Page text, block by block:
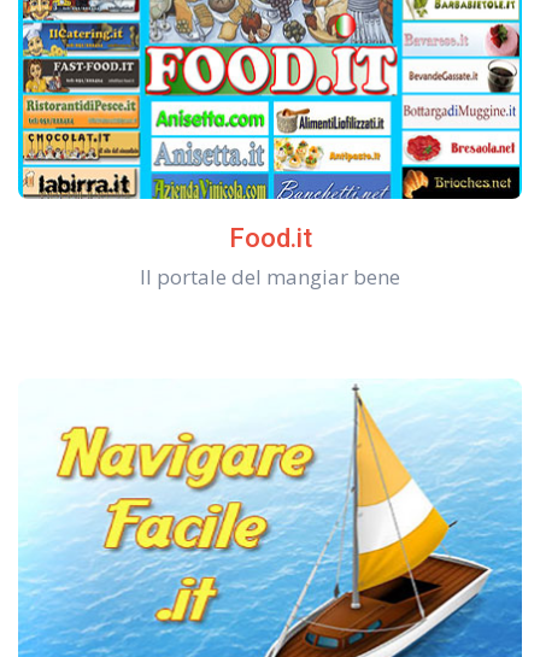
Food.it
Il portale del mangiar bene